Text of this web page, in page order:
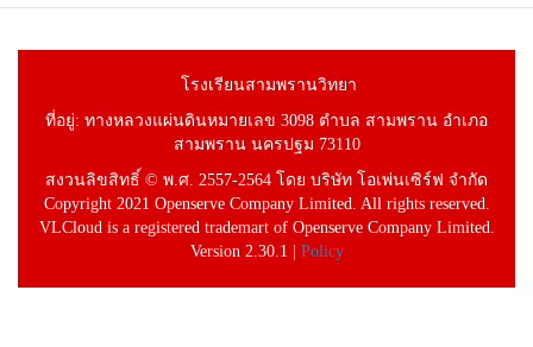
โรงเรียนสามพรานวิทยา
ที่อยู่: ทางหลวงแผ่นดินหมายเลข 3098 ตำบล สามพราน อำเภอ
สามพราน นครปฐม 73110
สงวนลิขสิทธิ์ © พ.ศ. 2557-2564 โดย บริษัท โอเพ่นเซิร์ฟ จำกัด
Copyright 2021 Openserve Company Limited. All rights reserved.
VLCloud is a registered trademart of Openserve Company Limited.
Version 2.30.1 | Policy